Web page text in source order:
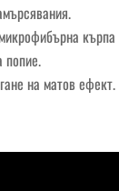
попие.
на матов ефект.